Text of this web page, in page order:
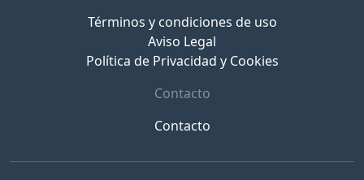
Términos y condiciones de uso
Aviso Legal
Política de Privacidad y Cookies
Contacto
Contacto